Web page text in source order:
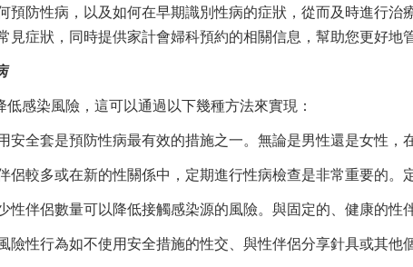
預防性病，以及如何在早期識別性病的症狀，從而及時進行治
見症狀，同時提供家計會婦科預約的相關信息，幫助您更好地
感染風險，這可以通過以下幾種方法來實現：
安全套是預防性病最有效的措施之一。無論是男性還是女性
侶較多或在新的性關係中，定期進行性病檢查是非常重要的
性伴侶數量可以降低接觸感染源的風險。與固定的、健康的性
險性行為如不使用安全措施的性交、與性伴侶分享針具或其